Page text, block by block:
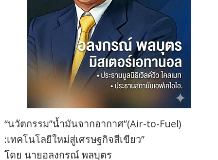
“นวัตกรรม”น้ำมันจากอากาศ”(Air-to-Fuel)
:เทคโนโลยีใหม่สู่เศรษฐกิจสีเขียว”
โดย นายอลงกรณ์ พลบุตร